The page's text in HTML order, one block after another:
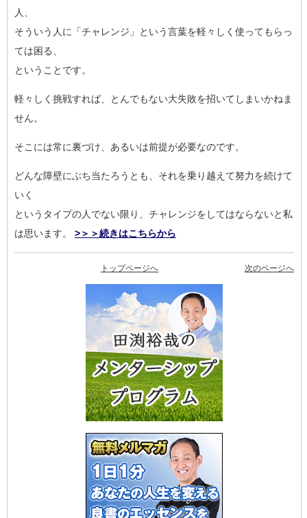
人、
そういう人に「チャレンジ」という言葉を軽々しく使ってもらっ
ては困る、
ということです。
軽々しく挑戦すれば、とんでもない大失敗を招いてしまいかねま
せん。
そこには常に裏づけ、あるいは前提が必要なのです。
どんな障壁にぶち当たろうとも、それを乗り越えて努力を続けて
いく
というタイプの人でない限り、チャレンジをしてはならないと私
は思います。 >＞＞続きはこちらから
次のページへ
トップページへ